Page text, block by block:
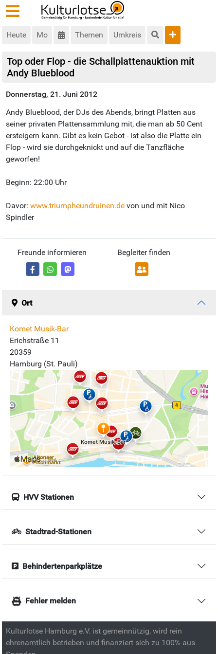
Heute Mo Themen Umkreis
Top oder Flop - die Schallplattenauktion mit
Andy Blueblood
Donnerstag, 21. Juni 2012
Andy Blueblood, der DJs des Abends, bringt Platten aus
seiner privaten Plattensammlung mit, die man ab 50 Cent
ersteigern kann. Gibt es kein Gebot - ist also die Platte ein
Flop - wird sie durchgeknickt und auf die Tanzfläche
geworfen!
Beginn: 22:00 Uhr
Davor: www.triumpheundruinen.de von und mit Nico
Spindler
Freunde informieren Begleiter finden
Ort
Komet Musik-Bar
Erichstraße 11
20359
Hamburg (St. Pauli)
HVV Stationen
Stadtrad-Stationen
Behindertenparkplätze
Fehler melden
Kulturlotse Hamburg e.V. ist gemeinnützig, wird rein
ehrenamtlich betrieben und finanziert sich zu 100% aus